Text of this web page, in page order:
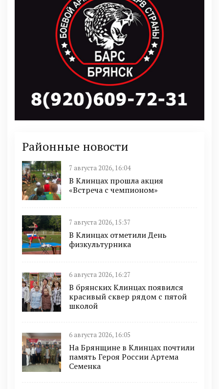
Районные новости
7 августа 2026, 16:04
В Клинцах прошла акция
«Встреча с чемпионом»
7 августа 2026, 15:37
В Клинцах отметили День
физкультурника
6 августа 2026, 16:27
В брянских Клинцах появился
красивый сквер рядом с пятой
школой
6 августа 2026, 16:05
На Брянщине в Клинцах почтили
память Героя России Артема
Семенка